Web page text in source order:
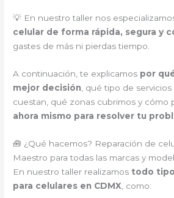
💡 En nuestro taller nos
celular de forma rápida, segura y
gastes de más ni pierdas tiempo.
A continuación, te explicamos por
mejor decisión , qué tipo de
cuestan, qué zonas cubrimos y cómo
ahora mismo para resolver tu
🧰 ¿Qué hacemos? Reparación de
Maestro para todas las marcas y
En nuestro taller realizamos todo
para celulares en CDMX , como: